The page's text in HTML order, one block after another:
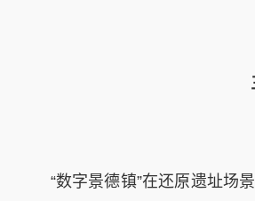
“数字景德镇”在还原遗址场景